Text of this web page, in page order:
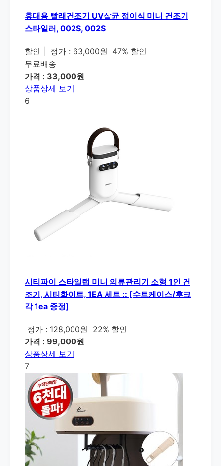
휴대용 빨래건조기 UV살균 접이식 미니 건조기
스타일러, 002S, 002S
할인 정가 : 63,000원
47% 할인
무료배송
가격 : 33,000원
상품상세 보기
6
시티파이 스타일랩 미니 의류관리기 소형 1인 건
조기, 시티화이트, 1EA 세트 :: [수트케이스/후크
각 1ea 증정]
정가 : 128,000원
22% 할인
가격 : 99,000원
상품상세 보기
7